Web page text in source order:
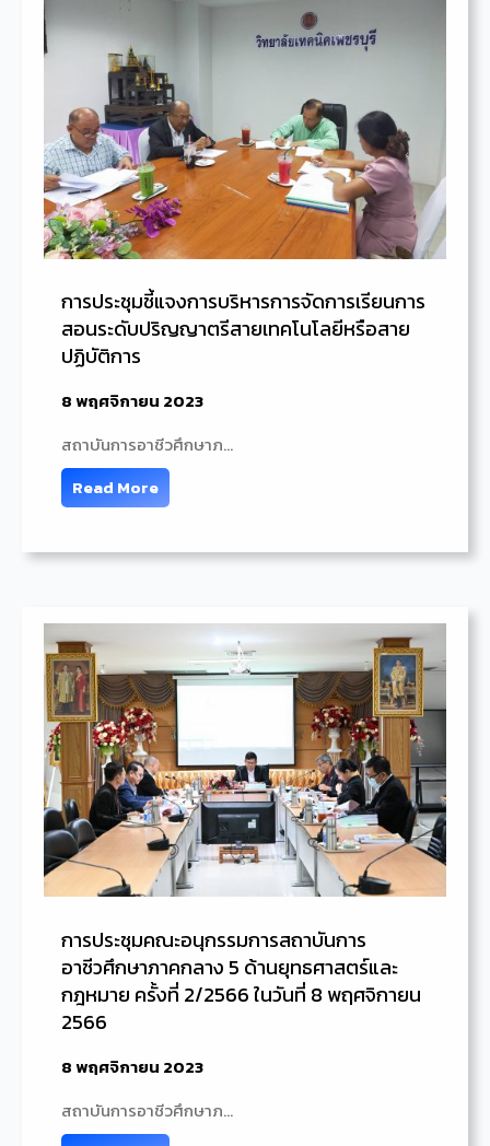
การประชุมชี้แจงการบริหารการจัดการเรียนการ
สอนระดับปริญญาตรีสายเทคโนโลยีหรือสาย
ปฏิบัติการ
8 พฤศจิกายน 2023
สถาบันการอาชีวศึกษาภ…
Read More
การประชุมคณะอนุกรรมการสถาบันการ
อาชีวศึกษาภาคกลาง 5 ด้านยุทธศาสตร์และ
กฎหมาย ครั้งที่ 2/2566 ในวันที่ 8 พฤศจิกายน
2566
8 พฤศจิกายน 2023
สถาบันการอาชีวศึกษาภ…